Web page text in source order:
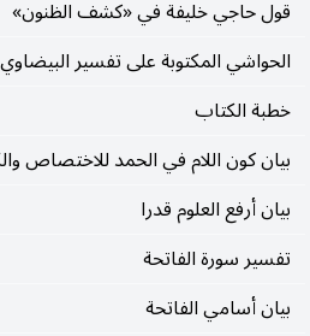
قول حاجي خليفة في «كشف الظنون»
الحواشي المكتوبة على تفسير البيضاوي
خطبة الكتاب
بيان كون اللام في الحمد للاختصاص
بيان أرفع العلوم قدرا
تفسير سورة الفاتحة
بيان أسامي الفاتحة